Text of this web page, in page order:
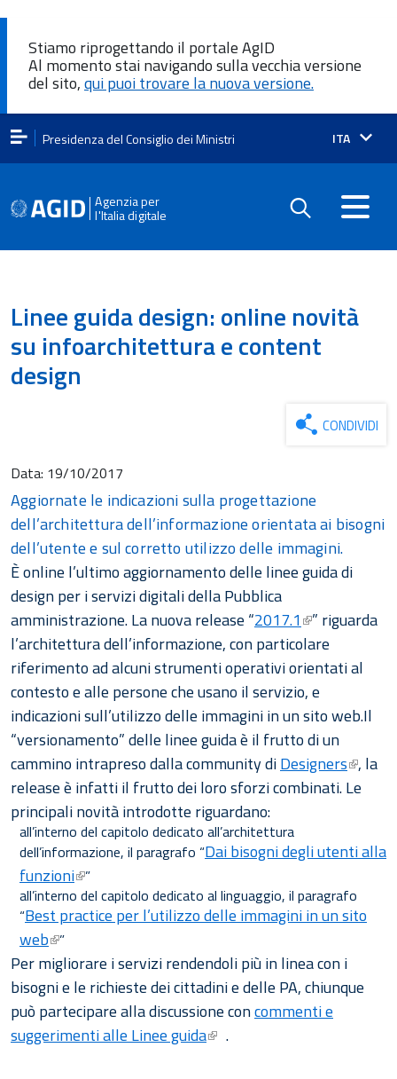
Stiamo riprogettando il portale AgID
Al momento stai navigando sulla vecchia versione
del sito,qui puoi trovare la nuova versione.
Presidenza del Consiglio dei Ministri Lingua
ITA
Agenzia per
l'Italia digitale
Linee guida design: online novità
su infoarchitettura e content
design
CONDIVIDI
Data: 19/10/2017
Aggiornate le indicazioni sulla progettazione
dell’architettura dell’informazione orientata ai bisogni
dell’utente e sul corretto utilizzo delle immagini.
È online l’ultimo aggiornamento delle linee guida di
design per i servizi digitali della Pubblica
amministrazione. La nuova release “2017.1 ” riguarda
l’architettura dell’informazione, con particolare
riferimento ad alcuni strumenti operativi orientati al
contesto e alle persone che usano il servizio, e
indicazioni sull’utilizzo delle immagini in un sito web.Il
“versionamento” delle linee guida è il frutto di un
cammino intrapreso dalla community diDesigners , la
release è infatti il frutto dei loro sforzi combinati. Le
principali novità introdotte riguardano:
all’interno del capitolo dedicato all’architettura
dell’informazione, il paragrafo “Dai bisogni degli utenti alla
funzioni ”
all’interno del capitolo dedicato al linguaggio, il paragrafo
“Best practice per l’utilizzo delle immagini in un sito
web ”
Per migliorare i servizi rendendoli più in linea con i
bisogni e le richieste dei cittadini e delle PA, chiunque
può partecipare alla discussione concommenti e
suggerimenti alle Linee guida
.